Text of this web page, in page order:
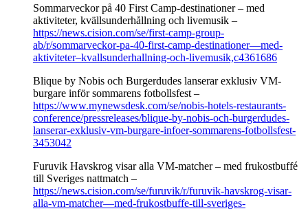
Sommarveckor på 40 First Camp-destinationer – med
aktiviteter, kvällsunderhållning och livemusik –
https://news.cision.com/se/first-camp-group-
ab/r/sommarveckor-pa-40-first-camp-destinationer—med-
aktiviteter–kvallsunderhallning-och-livemusik,c4361686
Blique by Nobis och Burgerdudes lanserar exklusiv VM-
burgare inför sommarens fotbollsfest –
https://www.mynewsdesk.com/se/nobis-hotels-restaurants-
conference/pressreleases/blique-by-nobis-och-burgerdudes-
lanserar-exklusiv-vm-burgare-infoer-sommarens-fotbollsfest-
3453042
Furuvik Havskrog visar alla VM-matcher – med frukostbuffé
till Sveriges nattmatch –
https://news.cision.com/se/furuvik/r/furuvik-havskrog-visar-
alla-vm-matcher—med-frukostbuffe-till-sveriges-